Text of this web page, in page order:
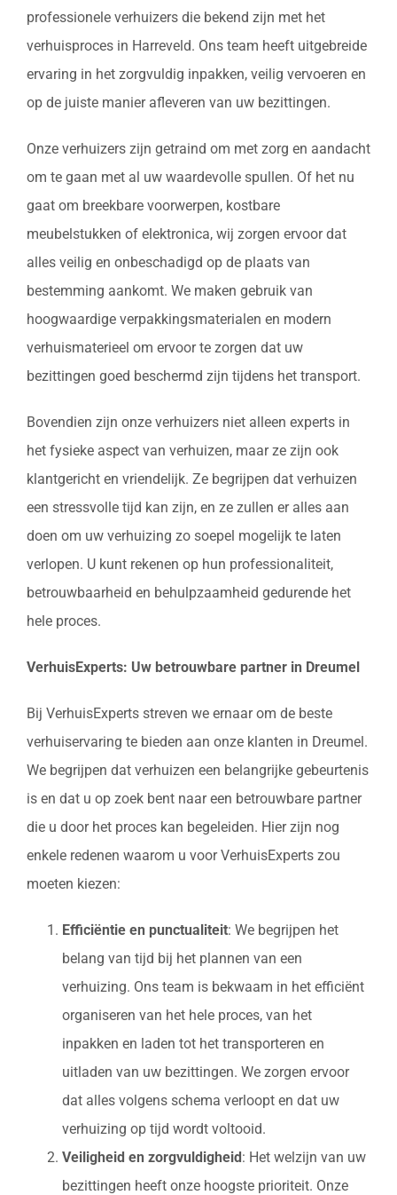
professionele verhuizers die bekend zijn met het
verhuisproces in Harreveld. Ons team heeft uitgebreide
ervaring in het zorgvuldig inpakken, veilig vervoeren en
op de juiste manier afleveren van uw bezittingen.
Onze verhuizers zijn getraind om met zorg en aandacht
om te gaan met al uw waardevolle spullen. Of het nu
gaat om breekbare voorwerpen, kostbare
meubelstukken of elektronica, wij zorgen ervoor dat
alles veilig en onbeschadigd op de plaats van
bestemming aankomt. We maken gebruik van
hoogwaardige verpakkingsmaterialen en modern
verhuismaterieel om ervoor te zorgen dat uw
bezittingen goed beschermd zijn tijdens het transport.
Bovendien zijn onze verhuizers niet alleen experts in
het fysieke aspect van verhuizen, maar ze zijn ook
klantgericht en vriendelijk. Ze begrijpen dat verhuizen
een stressvolle tijd kan zijn, en ze zullen er alles aan
doen om uw verhuizing zo soepel mogelijk te laten
verlopen. U kunt rekenen op hun professionaliteit,
betrouwbaarheid en behulpzaamheid gedurende het
hele proces.
VerhuisExperts: Uw betrouwbare partner in Dreumel
Bij VerhuisExperts streven we ernaar om de beste
verhuiservaring te bieden aan onze klanten in Dreumel.
We begrijpen dat verhuizen een belangrijke gebeurtenis
is en dat u op zoek bent naar een betrouwbare partner
die u door het proces kan begeleiden. Hier zijn nog
enkele redenen waarom u voor VerhuisExperts zou
moeten kiezen:
Efficiëntie en punctualiteit: We begrijpen het
belang van tijd bij het plannen van een
verhuizing. Ons team is bekwaam in het efficiënt
organiseren van het hele proces, van het
inpakken en laden tot het transporteren en
uitladen van uw bezittingen. We zorgen ervoor
dat alles volgens schema verloopt en dat uw
verhuizing op tijd wordt voltooid.
Veiligheid en zorgvuldigheid : Het welzijn van uw
bezittingen heeft onze hoogste prioriteit. Onze